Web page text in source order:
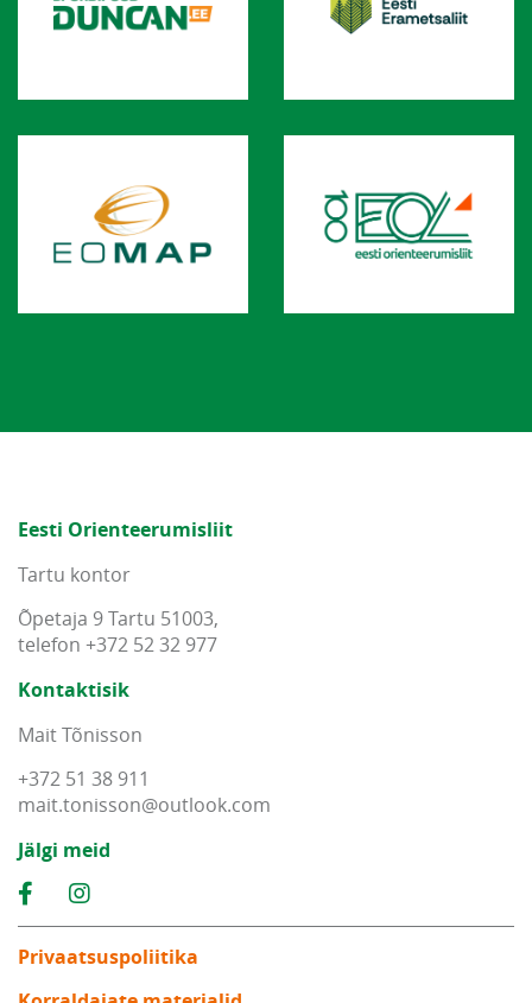
Eesti Orienteerumisliit
Tartu kontor
Õpetaja 9 Tartu 51003,
telefon +372 52 32 977
Kontaktisik
Mait Tõnisson
+372 51 38 911
mait.tonisson@outlook.com
Jälgi meid
Privaatsuspoliitika